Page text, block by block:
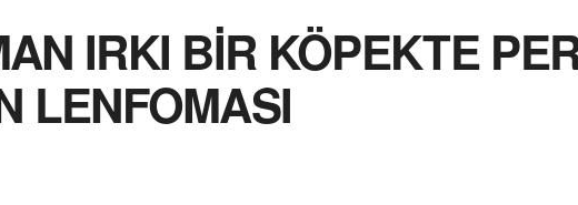
IRKI BİR KÖPEKTE
LENFOMASI